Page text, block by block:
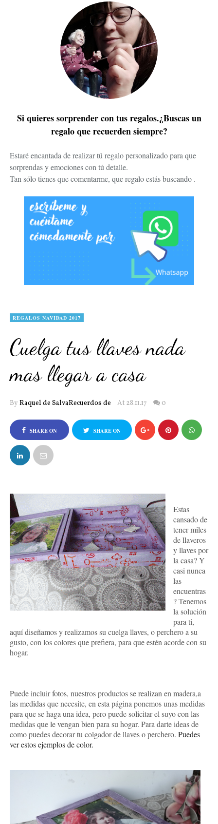
Si quieres sorprender con tus regalos.¿Buscas un
regalo que recuerden siempre?
Estaré encantada de realizar tú regalo personalizado para que
sorprendas y emociones con tú detalle.
Tan sólo tienes que comentarme, que regalo estás buscando .
REGALOS NAVIDAD 2017
Cuelga tus llaves nada
mas llegar a casa
By Raquel de SalvaRecuerdos de At 28.11.17 0
SHARE ON
FACEBOOK
SHARE ON
Estas
cansado de
tener miles
de llaveros
y llaves por
la casa? Y
casi nunca
las
encuentras
? Tenemos
la solución
para ti,
aquí diseñamos y realizamos su cuelga llaves, o perchero a su
gusto, con los colores que prefiera, para que estén acorde con su
hogar.
Puede incluir fotos, nuestros productos se realizan en madera,a
las medidas que necesite, en esta página ponemos unas medidas
para que se haga una idea, pero puede solicitar el suyo con las
medidas que le vengan bien para su hogar. Para darte ideas de
como puedes decorar tu colgador de llaves o perchero. Puedes
ver estos ejemplos de color.